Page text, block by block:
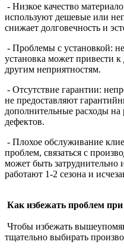
- Низкое качество
используют дешевые или
снижает долговечность и
- Проблемы с установкой:
установка может привести
другим неприятностям.
- Отсутствие гарантии:
не предоставляют
дополнительные расходы на
дефектов.
- Плохое обслуживание
проблем, связаться с
может быть затруднительно
работают 1-2 сезона и
Как избежать проблем
Чтобы избежать
тщательно выбирать